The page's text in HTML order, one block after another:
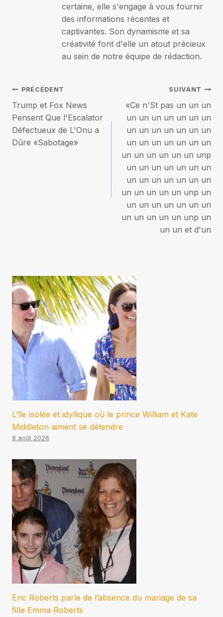
certaine, elle s'engage à vous fournir
des informations récentes et
captivantes. Son dynamisme et sa
créativité font d'elle un atout précieux
au sein de notre équipe de rédaction.
Navigation
de
l’article
PRÉCÉDENT
Trump et Fox News
Pensent Que l'Escalator
Défectueux de L'Onu a
Dûre «Sabotage»
SUIVANT
«Ce n'St pas un un un
un un un un un un un
un un un un un un un
un un un un un un un
un un un un un un unp
un un un un un un un
un un un un un un un
un un un un un unp un
un un un un un un un
un un un un un unp un
un un et d'un
L’île isolée et idyllique où le prince William et Kate
Middleton aiment se détendre
8 août 2026
Eric Roberts parle de l’absence du mariage de sa
fille Emma Roberts